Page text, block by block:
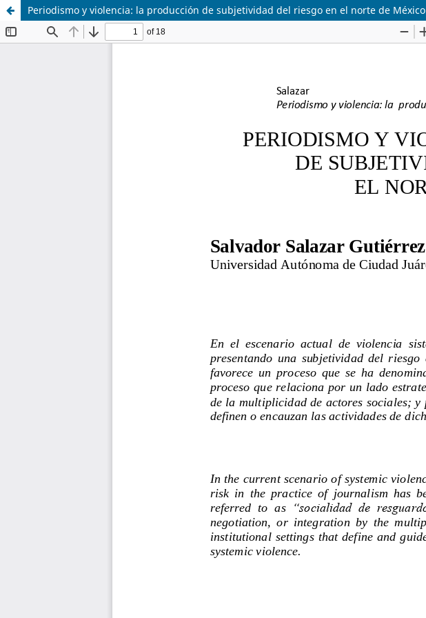
Periodismo y violencia: la producción de subjetividad del riesgo en el norte de México